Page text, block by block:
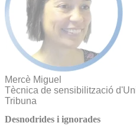
Mercè Miguel
Tècnica de sensibilització
Tribuna
Desnodrides i ignorades